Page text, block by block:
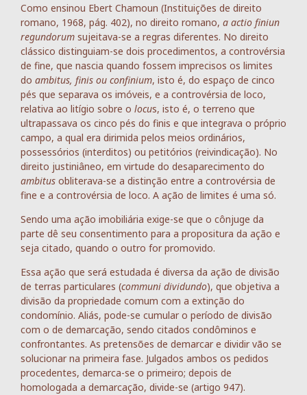
Como ensinou Ebert Chamoun (Instituições de direito
romano, 1968, pág. 402), no direito romano, a actio finiun
regundorum sujeitava-se a regras diferentes. No direito
clássico distinguiam-se dois procedimentos, a controvérsia
de fine, que nascia quando fossem imprecisos os limites
do ambitus, finis ou confinium, isto é, do espaço de cinco
pés que separava os imóveis, e a controvérsia de loco,
relativa ao litígio sobre o locus, isto é, o terreno que
ultrapassava os cinco pés do finis e que integrava o próprio
campo, a qual era dirimida pelos meios ordinários,
possessórios (interditos) ou petitórios (reivindicação). No
direito justiniâneo, em virtude do desaparecimento do
ambitus obliterava-se a distinção entre a controvérsia de
fine e a controvérsia de loco. A ação de limites é uma só.
Sendo uma ação imobiliária exige-se que o cônjuge da
parte dê seu consentimento para a propositura da ação e
seja citado, quando o outro for promovido.
Essa ação que será estudada é diversa da ação de divisão
de terras particulares (communi dividundo), que objetiva a
divisão da propriedade comum com a extinção do
condomínio. Aliás, pode-se cumular o período de divisão
com o de demarcação, sendo citados condôminos e
confrontantes. As pretensões de demarcar e dividir vão se
solucionar na primeira fase. Julgados ambos os pedidos
procedentes, demarca-se o primeiro; depois de
homologada a demarcação, divide-se (artigo 947).